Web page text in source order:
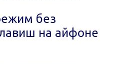
без
на айфоне